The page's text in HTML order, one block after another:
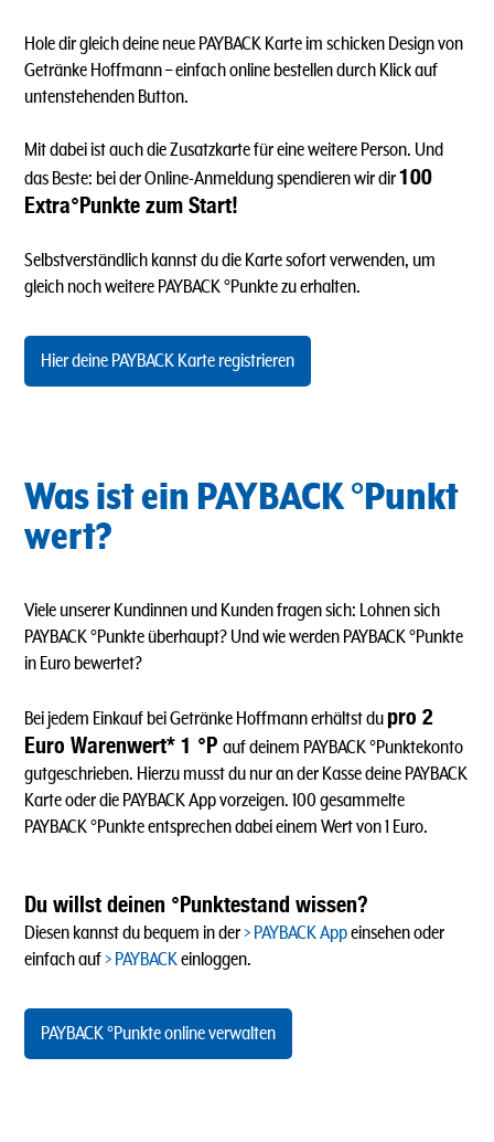
Hole dir gleich deine neue PAYBACK Karte im schicken Design von
Getränke Hoffmann – einfach online bestellen durch Klick auf
untenstehenden Button.
Mit dabei ist auch die Zusatzkarte für eine weitere Person. Und
das Beste: bei der Online-Anmeldung spendieren wir dir100
Extra°Punkte zum Start!
Selbstverständlich kannst du die Karte sofort verwenden, um
gleich noch weitere PAYBACK °Punkte zu erhalten.
Hier deine PAYBACK Karte registrieren
Was ist ein PAYBACK °Punkt
wert?
Viele unserer Kundinnen und Kunden fragen sich: Lohnen sich
PAYBACK °Punkte überhaupt? Und wie werden PAYBACK °Punkte
in Euro bewertet?
Bei jedem Einkauf bei Getränke Hoffmann erhältst du pro 2
Euro Warenwert* 1 °P auf deinem PAYBACK °Punktekonto
gutgeschrieben. Hierzu musst du nur an der Kasse deine PAYBACK
Karte oder die PAYBACK App vorzeigen. 100 gesammelte
PAYBACK °Punkte entsprechen dabei einem Wert von 1 Euro.
Du willst deinen °Punktestand wissen?
Diesen kannst du bequem in der PAYBACK Appeinsehen oder
einfach auf
PAYBACKeinloggen.
PAYBACK °Punkte online verwalten